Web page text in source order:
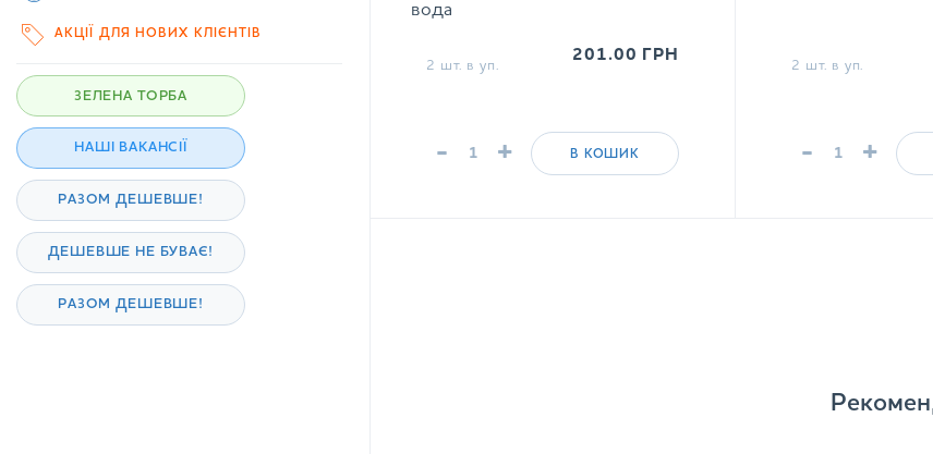
АКЦІЇ ДЛЯ НОВИХ КЛІЄНТІВ
ЗЕЛЕНА ТОРБА
НАШІ ВАКАНСІЇ
РАЗОМ ДЕШЕВШЕ!
ДЕШЕВШЕ НЕ БУВАЄ!
РАЗОМ ДЕШЕВШЕ!
вода
2 шт. в уп.
201.00 ГРН
- + В КОШИК
2 шт. в уп.
- +